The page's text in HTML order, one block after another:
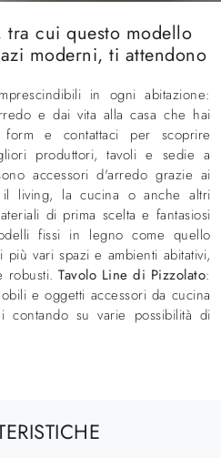
tra cui questo modello
moderni, ti attendono
in ogni abitazione:
e dai vita alla casa che hai
e contattaci per scoprire
produttori, tavoli e sedie a
accessori d'arredo grazie ai
living, la cucina o anche altri
di prima scelta e fantasiosi
fissi in legno come quello
più vari spazi e ambienti abitativi,
robusti.Tavolo Line di Pizzolato:
e oggetti accessori da cucina
contando su varie possibilità di